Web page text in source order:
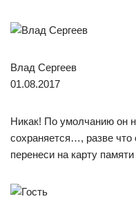
Влад Сергеев
01.08.2017
Никак! По умолчанию он
сохраняется…, разве
перенеси на карту